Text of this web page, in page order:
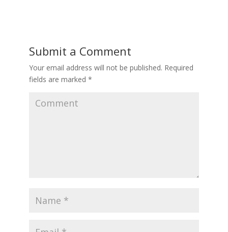
Submit a Comment
Your email address will not be published. Required
fields are marked *